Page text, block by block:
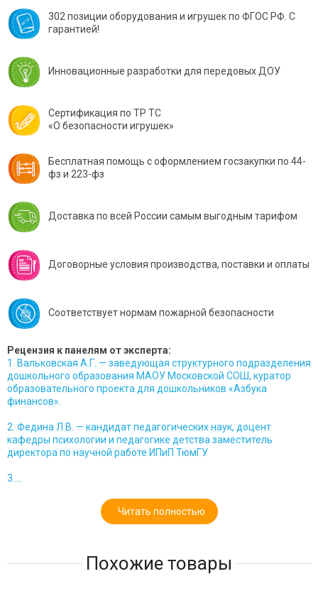
302 позиции оборудования и игрушек по ФГОС РФ. С
гарантией!
Инновационные разработки для передовых ДОУ
Сертификация по ТР ТС
«О безопасности игрушек»
Бесплатная помощь с оформлением госзакупки по 44-
фз и 223-фз
Доставка по всей России самым выгодным тарифом
Договорные условия производства, поставки и оплаты
Соответствует нормам пожарной безопасности
Рецензия к панелям от эксперта:
1. Вальковская А.Г. — заведующая структурного подразделения
дошкольного образования МАОУ Московской СОШ, куратор
образовательного проекта для дошкольников «Азбука
финансов».
2. Федина Л.В. — кандидат педагогических наук, доцент
кафедры психологии и педагогике детства заместитель
директора по научной работе ИПиП ТюмГУ
3....
Читать полностью
Похожие товары